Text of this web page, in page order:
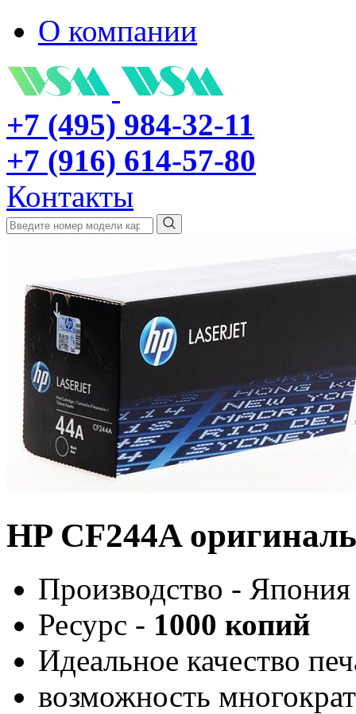
О компании
+7 (495) 984-32-11
+7 (916) 614-57-80
Контакты
HP CF244A
Производство - Япония
Ресурс - 1000 копий
Идеальное качество
возможность